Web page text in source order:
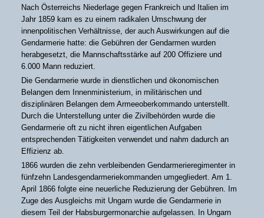
Nach Österreichs Niederlage gegen Frankreich und Italien im
Jahr 1859 kam es zu einem radikalen Umschwung der
innenpolitischen Verhältnisse, der auch Auswirkungen auf die
Gendarmerie hatte: die Gebühren der Gendarmen wurden
herabgesetzt, die Mannschaftsstärke auf 200 Offiziere und
6.000 Mann reduziert.
Die Gendarmerie wurde in dienstlichen und ökonomischen
Belangen dem Innenministerium, in militärischen und
disziplinären Belangen dem Armeeoberkommando unterstellt.
Durch die Unterstellung unter die Zivilbehörden wurde die
Gendarmerie oft zu nicht ihren eigentlichen Aufgaben
entsprechenden Tätigkeiten verwendet und nahm dadurch an
Effizienz ab.
1866 wurden die zehn verbleibenden Gendarmerieregimenter in
fünfzehn Landesgendarmeriekommanden umgegliedert. Am 1.
April 1866 folgte eine neuerliche Reduzierung der Gebühren. Im
Zuge des Ausgleichs mit Ungarn wurde die Gendarmerie in
diesem Teil der Habsburgermonarchie aufgelassen. In Ungarn